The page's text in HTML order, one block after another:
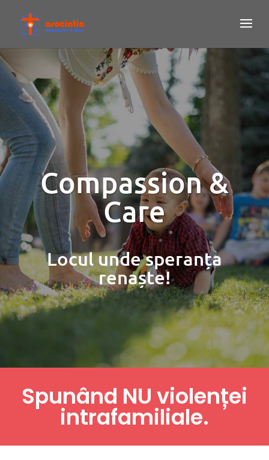
Compassion &
Care
Locul unde speranța
renaște!
Spunând NU violenței
intrafamiliale.